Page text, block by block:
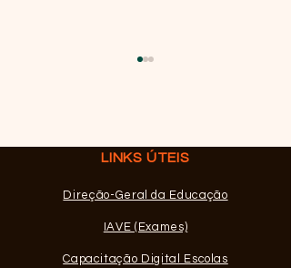
ECOVALOR
LINKS ÚTEIS
Direção-Geral da Educação
IAVE (Exames)
Capacitação Digital Escolas